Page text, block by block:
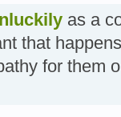
as a
that
for them